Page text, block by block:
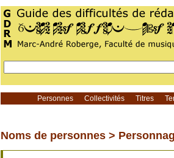
Personnes Collectivités Titres
Noms de personnes >